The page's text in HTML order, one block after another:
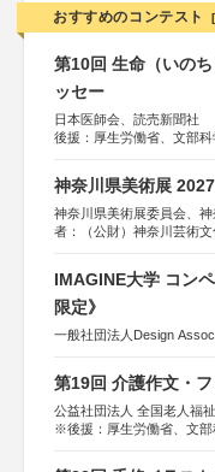
おすすめのコンテスト
第10回 生命（いの
ッセー
日本医師会、読売新聞社
後援：厚生労働省、文部科
しん生命保険株式会社
神奈川県美術展
神奈川県美術展委員会、
者：（公財）神奈川芸術
IMAGINE大学 コン
限定》
一般社団法人Design
第19回 介護作文・
公益社団法人 全国老人福
※後援：厚生労働省、文部